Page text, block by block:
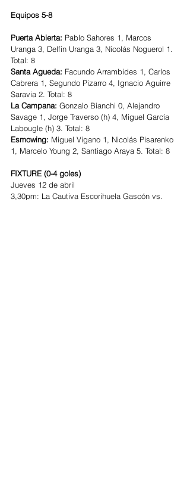
Equipos 5-8
Puerta Abierta: Pablo Sahores 1, Marcos
Uranga 3, Delfin Uranga 3, Nicolás Noguerol 1.
Total: 8
Santa Agueda: Facundo Arrambides 1, Carlos
Cabrera 1, Segundo Pizarro 4, Ignacio Aguirre
Saravia 2. Total: 8
La Campana: Gonzalo Bianchi 0, Alejandro
Savage 1, Jorge Traverso (h) 4, Miguel García
Labougle (h) 3. Total: 8
Esmowing: Miguel Vigano 1, Nicolás Pisarenko
1, Marcelo Young 2, Santiago Araya 5. Total: 8
FIXTURE (0-4 goles)
Jueves 12 de abril
3,30pm: La Cautiva Escorihuela Gascón vs.